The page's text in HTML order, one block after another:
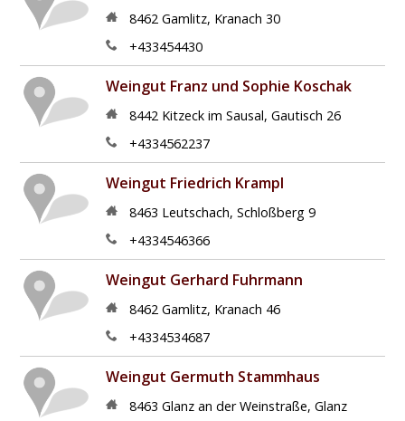
8462 Gamlitz, Kranach 30
+433454430
Weingut Franz und Sophie Koschak
8442 Kitzeck im Sausal, Gautisch 26
+4334562237
Weingut Friedrich Krampl
8463 Leutschach, Schloßberg 9
+4334546366
Weingut Gerhard Fuhrmann
8462 Gamlitz, Kranach 46
+4334534687
Weingut Germuth Stammhaus
8463 Glanz an der Weinstraße, Glanz